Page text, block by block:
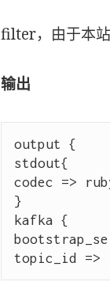
filter，由于本
输出
output {
stdout{
codec =>
}
kafka {